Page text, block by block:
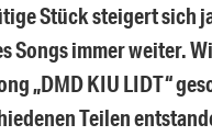
Stück steigert sich
Songs immer weiter.
„DMD KIU LIDT“
Teilen